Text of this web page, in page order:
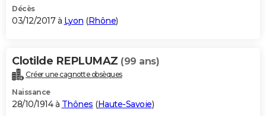
Décès
03/12/2017 à Lyon (Rhône)
Clotilde REPLUMAZ (99 ans)
Créer une cagnotte obsèques
Naissance
28/10/1914 à Thônes (Haute-Savoie)